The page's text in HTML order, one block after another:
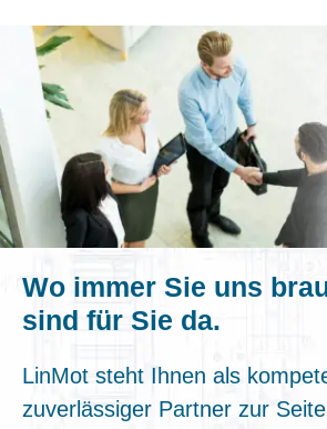
Wo immer Sie uns
sind für Sie da.
LinMot steht Ihnen als
zuverlässiger Partner zur